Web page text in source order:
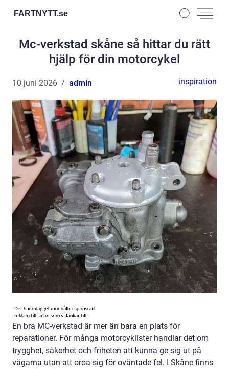
FARTNYTT.se
Mc-verkstad skåne så hittar du rätt
hjälp för din motorcykel
10 juni 2026 admin inspiration
En bra MC-verkstad är mer än bara en plats för
reparationer. För många motorcyklister handlar det om
trygghet, säkerhet och friheten att kunna ge sig ut på
vägarna utan att oroa sig för oväntade fel. I Skåne finns